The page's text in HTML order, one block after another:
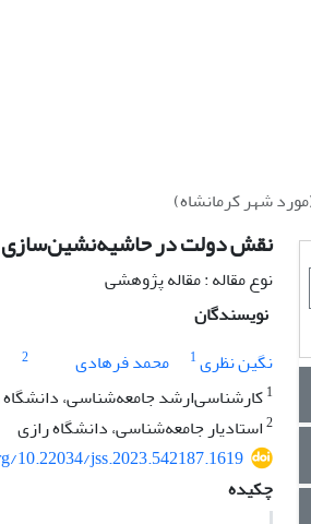
شهر کرمانشاه)
نقش دولت در حاشیه‌نشین‌سازی
نوع مقاله : مقاله پژوهشی
نویسندگان
نگین نظری1 محمد فرهادی
2
1کارشناسی‌ارشد جامعه‌شناسی،
2استادیار جامعه‌شناسی، دانشگاه رازی
10.22034/jss.2023.542187.1619
چکیده